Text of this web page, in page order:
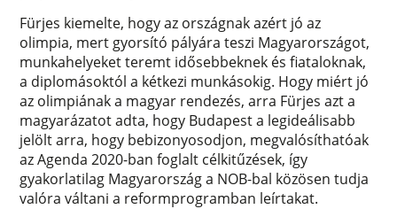
Fürjes kiemelte, hogy az országnak azért jó az
olimpia, mert gyorsító pályára teszi Magyarországot,
munkahelyeket teremt idősebbeknek és fiataloknak,
a diplomásoktól a kétkezi munkásokig. Hogy miért jó
az olimpiának a magyar rendezés, arra Fürjes azt a
magyarázatot adta, hogy Budapest a legideálisabb
jelölt arra, hogy bebizonyosodjon, megvalósíthatóak
az Agenda 2020-ban foglalt célkitűzések, így
gyakorlatilag Magyarország a NOB-bal közösen tudja
valóra váltani a reformprogramban leírtakat.